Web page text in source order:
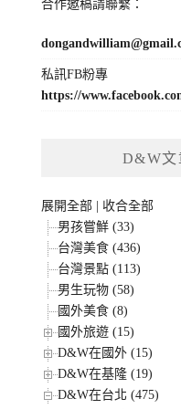
合作邀稿請聯繫：
私訊FB粉專
https://
D&W文
展開全部
收合全部
男孩嘗鮮 (33)
台灣美食 (436)
台灣景點 (113)
男生玩物 (58)
國外美食 (8)
國外旅遊 (15)
D&W在國外 (15)
D&W在基隆 (19)
D&W在台北 (475)